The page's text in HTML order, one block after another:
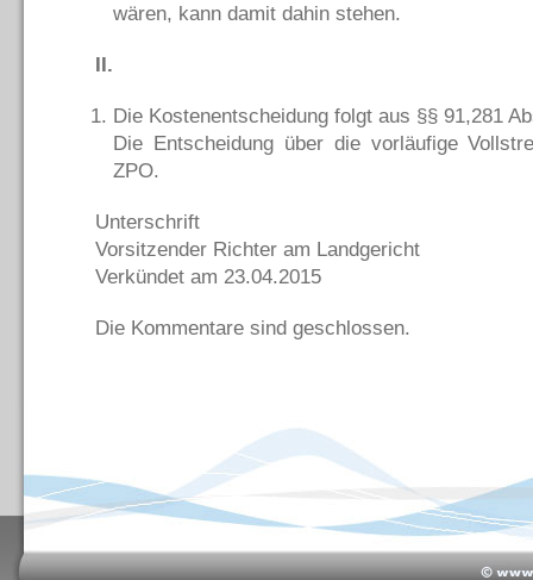
wären, kann damit dahin stehen.
II.
Die Kostenentscheidung folgt aus §§ 91,281
Die Entscheidung über die vorläufige
ZPO.
Unterschrift
Vorsitzender Richter am Landgericht
Verkündet am 23.04.2015
Die Kommentare sind geschlossen.